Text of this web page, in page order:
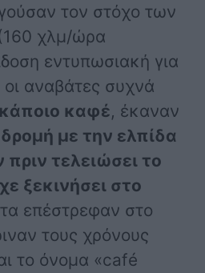
τον στόχο των
χλμ/ώρα
εντυπωσιακή για
αναβάτες συχνά
κάποιο καφέ, έκαναν
με την ελπίδα
τελειώσει το
ξεκινήσει στο
επέστρεφαν στο
τους χρόνους
το όνομα «café